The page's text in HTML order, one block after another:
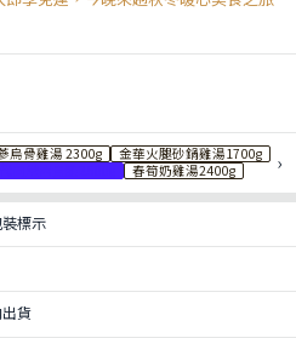
烏骨雞湯 2300g
金華火腿砂鍋雞湯1700g
春筍奶雞湯2400g ›
標示
貨